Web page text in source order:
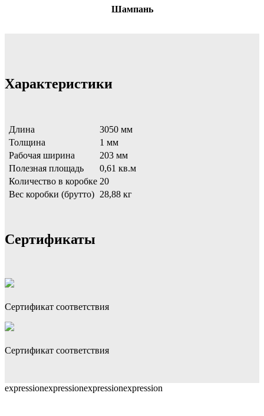
Шампань
Характеристики
Длина
3050 мм
Толщина
1 мм
Рабочая ширина
203 мм
Полезная площадь
0,61 кв.м
Количество в коробке 20
Вес коробки (брутто) 28,88 кг
Сертификаты
Сертификат соответствия
Сертификат соответствия
expressionexpressionexpressionexpression